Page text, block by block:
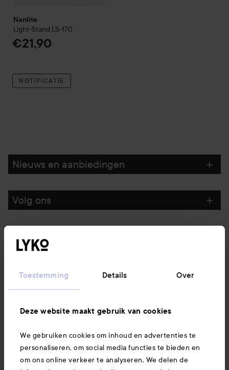
Toestemming Details Over
Deze website maakt gebruik van cookies
We gebruiken cookies om inhoud en advertenties te
personaliseren, om social media functies te bieden en
om ons online verkeer te analyseren. We delen de
Nanlite
Light-Stand LS-170
€21,90
NOTIFICATIE
Nieuws en aanbiedingen
Volg ons
Klantenservice
Informatie
Ook interessant
Download hier onze app